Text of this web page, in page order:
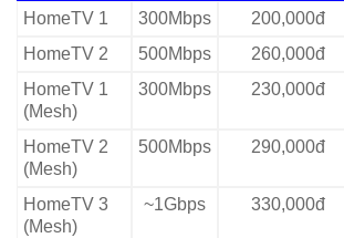
HomeTV 1
300Mbps 200,000đ
HomeTV 2
500Mbps 260,000đ
HomeTV 1
(Mesh)
300Mbps 230,000đ
HomeTV 2
(Mesh)
500Mbps 290,000đ
HomeTV 3
(Mesh)
~1Gbps 330,000đ